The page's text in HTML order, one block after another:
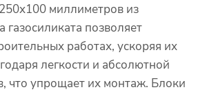
миллиметров из
газосиликата позволяет
работах, ускоряя их
легкости и абсолютной
что упрощает их монтаж. Блоки